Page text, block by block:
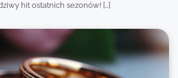
hit ostatnich sezonów! […]